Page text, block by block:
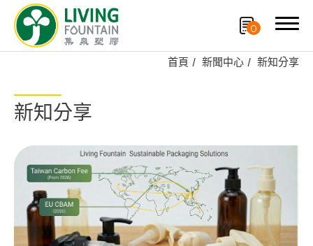
0
首頁 新聞中心 新知分享
新知分享
專利技術品牌
再生塑膠產品
OEM/ODM服務